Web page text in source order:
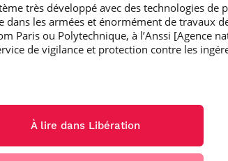
très développé avec des technologies de
les armées et énormément de travaux
Paris ou Polytechnique, à l’Anssi [Agence
de vigilance et protection contre les
À lire dans Libération